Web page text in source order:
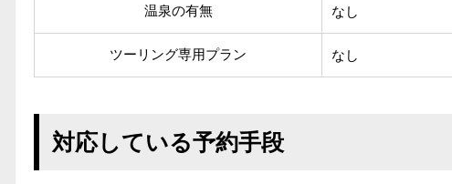
温泉の有無 なし
ツーリング専用プラン なし
対応している予約手段